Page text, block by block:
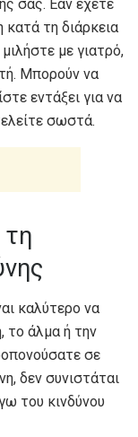
σας. Εάν έχετε
τη διάρκεια
με γιατρό,
Μπορούν να
εντάξει για να
σωστά.
καλύτερο να
το άλμα ή την
σε
δεν συνιστάται
του κινδύνου